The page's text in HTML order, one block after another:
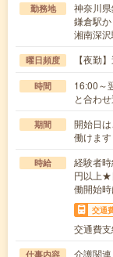
勤務地
神奈川
鎌倉駅
湘南深
曜日頻度 【夜勤
時間
16:00～
と合わ
期間
開始日
働けます
時給
経験者
円以上★
働開始
交通
交通費
仕事内容 介護関連